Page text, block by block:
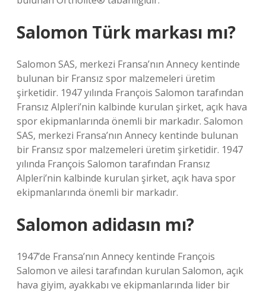
Salomon Türk markası mı?
Salomon SAS, merkezi Fransa’nın Annecy kentinde
bulunan bir Fransız spor malzemeleri üretim
şirketidir. 1947 yılında François Salomon tarafından
Fransız Alpleri’nin kalbinde kurulan şirket, açık hava
spor ekipmanlarında önemli bir markadır. Salomon
SAS, merkezi Fransa’nın Annecy kentinde bulunan
bir Fransız spor malzemeleri üretim şirketidir. 1947
yılında François Salomon tarafından Fransız
Alpleri’nin kalbinde kurulan şirket, açık hava spor
ekipmanlarında önemli bir markadır.
Salomon adidasın mı?
1947’de Fransa’nın Annecy kentinde François
Salomon ve ailesi tarafından kurulan Salomon, açık
hava giyim, ayakkabı ve ekipmanlarında lider bir